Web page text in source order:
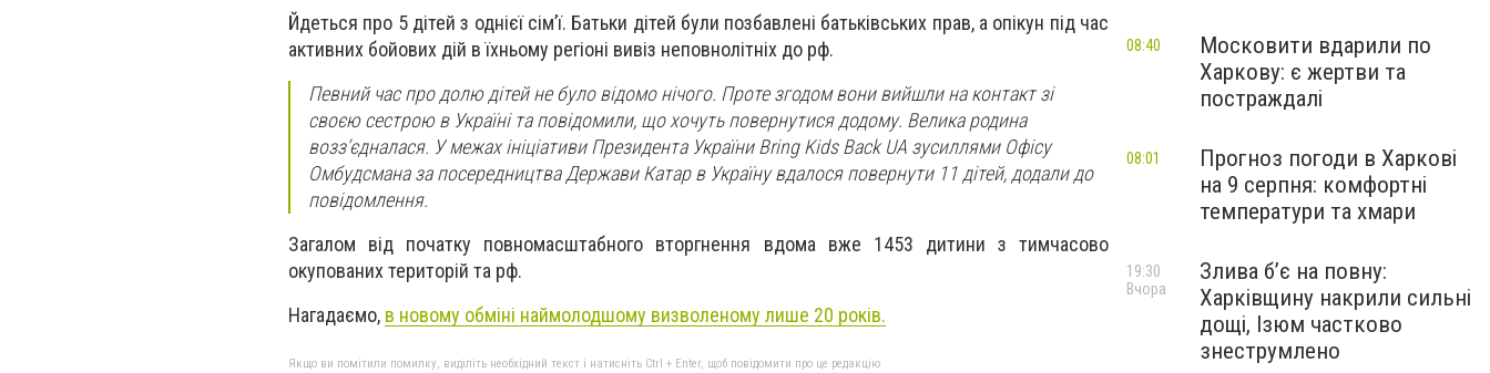
Йдеться про 5 дітей з однієї сім’ї. Батьки дітей були позбавлені батьківських прав, а опікун під час
активних бойових дій в їхньому регіоні вивіз неповнолітніх до рф.
Певний час про долю дітей не було відомо нічого. Проте згодом вони вийшли на контакт зі
своєю сестрою в Україні та повідомили, що хочуть повернутися додому. Велика родина
возз’єдналася. У межах ініціативи Президента України Bring Kids Back UA зусиллями Офісу
Омбудсмана за посередництва Держави Катар в Україну вдалося повернути 11 дітей, додали до
повідомлення.
Загалом від початку повномасштабного вторгнення вдома вже 1453 дитини з тимчасово
окупованих територій та рф.
Нагадаємо, в новому обміні наймолодшому визволеному лише 20 років.
Якщо ви помітили помилку, виділіть необхідний текст і натисніть Ctrl + Enter, щоб повідомити про це редакцію
Московити вдарили по
Харкову: є жертви та
постраждалі
08:40
Прогноз погоди в Харкові
на 9 серпня: комфортні
температури та хмари
08:01
Злива б’є на повну:
Харківщину накрили сильні
дощі, Ізюм частково
знеструмлено
19:30
Вчора